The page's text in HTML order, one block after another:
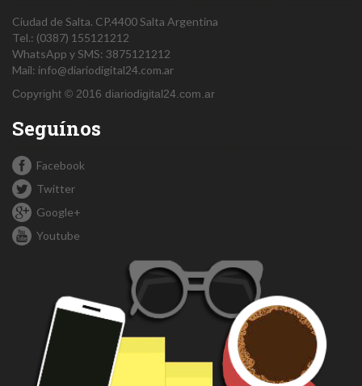
Ciudad de Salta. CP.4400Salta Argentina
Tel.: (0387) 155121212
WhatsApp y SMS: 3875121212
Mail: info@diariodigital24.com.ar
Copyright © 2016 diariodigital24.com.ar
Seguínos
Facebook
Twitter
Google+
Youtube